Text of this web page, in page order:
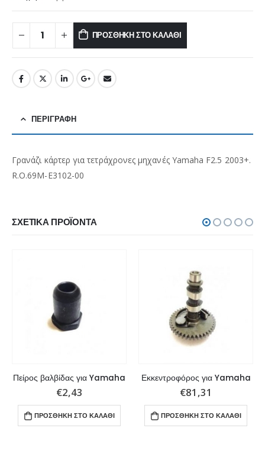
ΠΡΟΣΘΉΚΗ ΣΤΟ ΚΑΛΆΘΙ
ΠΕΡΙΓΡΑΦΉ
Γρανάζι κάρτερ για τετράχρονες μηχανές Yamaha F2.5 2003+.
R.O.69M-E3102-00
ΣΧΕΤΙΚΆ ΠΡΟΪΌΝΤΑ
Πείρος βαλβίδας για Yamaha
€2,43
ΠΡΟΣΘΉΚΗ ΣΤΟ ΚΑΛΆΘΙ
Εκκεντροφόρος για Yamaha
€81,31
ΠΡΟΣΘΉΚΗ ΣΤΟ ΚΑΛΆΘΙ